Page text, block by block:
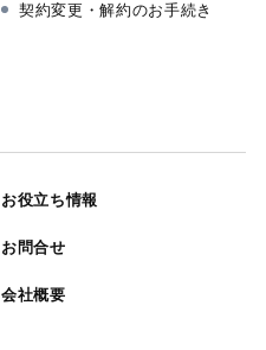
契約変更・解約のお手続き
お役立ち情報
お問合せ
会社概要